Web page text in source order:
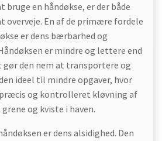
en håndøkse, er der både
overveje. En af de primære fordele
er dens bærbarhed og
er mindre og lettere end
gør den nem at transportere og
ideel til mindre opgaver, hvor
og kontrolleret kløvning af
og kviste i haven.
er dens alsidighed. Den